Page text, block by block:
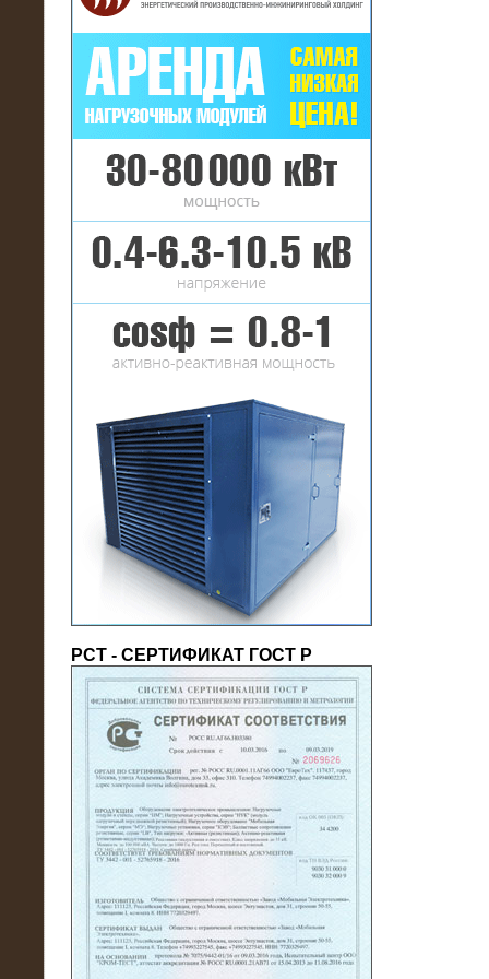
16.01.2017
Аренда нагрузочного комплекса 22
МВт (10 кВ) на газовое
месторождение
17.10.2016
Резистивный высоковольтный
нагрузочный модуль 5 МВт
(напряжение 6/10 кВ)
21.08.2016
На производственное предприятие
модули 20 МВт (0,4 кВ)
РСТ - СЕРТИФИКАТ ГОСТ Р